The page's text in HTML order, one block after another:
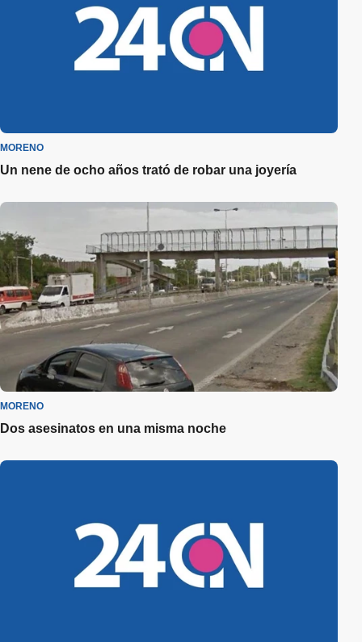
MORENO
Un nene de ocho años trató de robar una joyería
MORENO
Dos asesinatos en una misma noche